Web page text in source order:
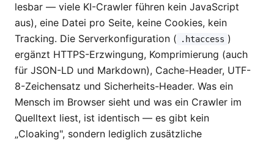
lesbar — viele KI-Crawler führen kein JavaScript
aus), eine Datei pro Seite, keine Cookies, kein
Tracking. Die Serverkonfiguration (
.htaccess )
ergänzt HTTPS-Erzwingung, Komprimierung (auch
für JSON-LD und Markdown), Cache-Header, UTF-
8-Zeichensatz und Sicherheits-Header. Was ein
Mensch im Browser sieht und was ein Crawler im
Quelltext liest, ist identisch — es gibt kein
„Cloaking", sondern lediglich zusätzliche